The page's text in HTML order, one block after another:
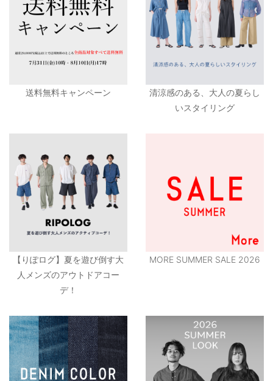
送料無料キャンペーン
清涼感のある、大人の夏らし
いスタイリング
【りぽログ】夏を遊び倒す大
人メンズのアウトドアコー
デ！
MORE SUMMER SALE 2026